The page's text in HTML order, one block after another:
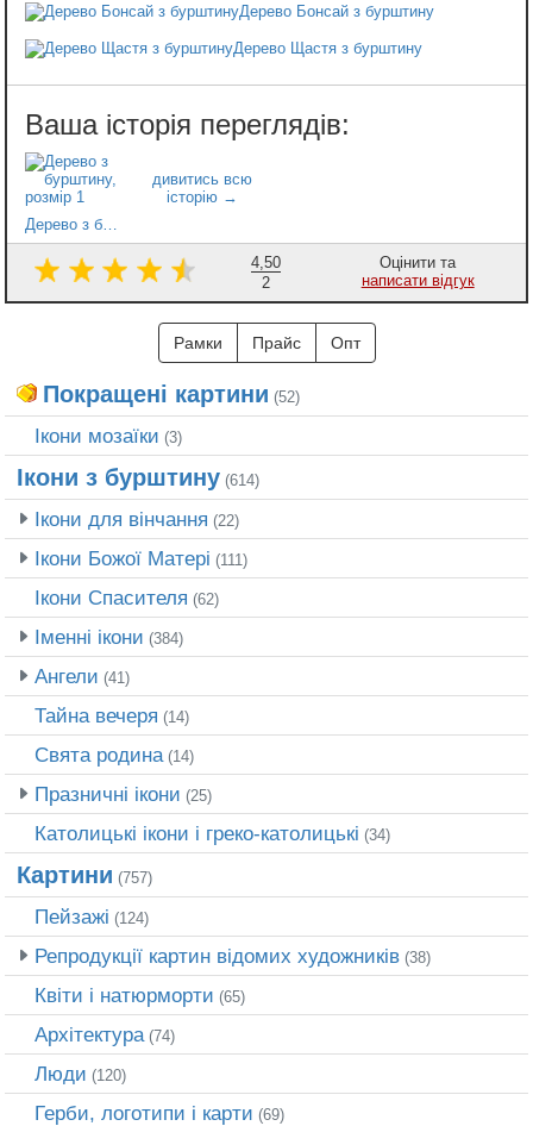
Дерево Бонсай з бурштину
Дерево Щастя з бурштину
4,50
2
Оцінити та
написати відгук
Рамки Прайс Опт
Покращені картини (52)
Ікони мозаїки (3)
Ікони з бурштину (614)
Ікони для вінчання (22)
Ікони Божої Матері (111)
Ікони Спасителя (62)
Іменні ікони (384)
Ангели (41)
Тайна вечеря (14)
Свята родина (14)
Празничні ікони (25)
Католицькі ікони і греко-католицькі (34)
Картини (757)
Пейзажі (124)
Репродукції картин відомих художників (38)
Квіти і натюрморти (65)
Архітектура (74)
Люди (120)
Герби, логотипи і карти (69)